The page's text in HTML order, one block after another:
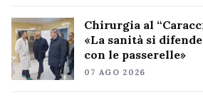
Chirurgia al
«La sanità si
con le passerelle»
07 AGO 2026